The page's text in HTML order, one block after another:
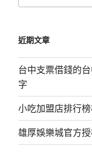
字:
近期文章
台中支票借錢的
字
小吃加盟店排行
雄厚娛樂城官方